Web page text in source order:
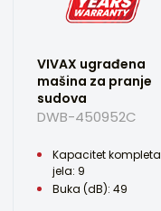
VIVAX ugrađena
mašina za pranje
sudova
DWB-450952C
Kapacitet kompleta
jela: 9
Buka (dB): 49